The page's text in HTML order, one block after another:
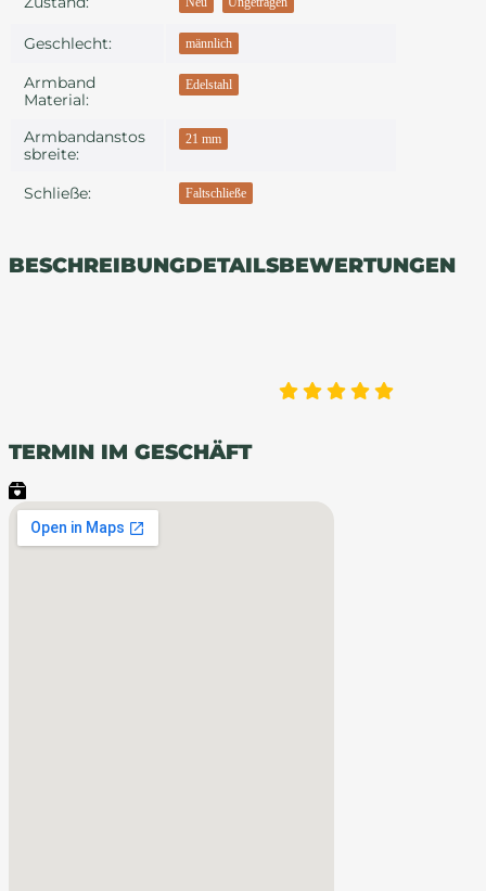
Geschlecht: männlich
Armband
Material:
Edelstahl
Armbandanstos
Sbreite:
21 mm
Schließe: Faltschließe
BESCHREIBUNGDETAILSBEWERTUNGEN
TERMIN IM GESCHÄFT